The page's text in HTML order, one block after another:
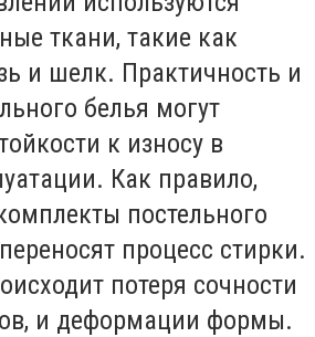
ткани, такие как
и шелк. Практичность и
белья могут
к износу в
Как правило,
постельного
процесс стирки.
потеря сочности
и деформации формы.